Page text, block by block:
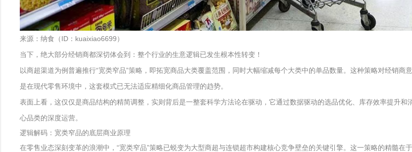
来源：纳食（ID：kuaixiao6699）
当下，绝大部分经销商都深切体会到：整个行业的生意逻辑已发生根本性转变！
以商超渠道为例普遍推行“宽类窄品”策略，即拓宽商品大类覆盖范围，同时大幅缩减每个大类中的单品数量。这种策略对经销商
是在现代零售环境中，这套模式已无法适应精细化商品管理的趋势。
表面上看，这仅仅是商品结构的精简调整，实则背后是一整套科学方法论在驱动，它通过数据驱动的选品优化、库存效率提升
心品类的深度运营。
逻辑解码：宽类窄品的底层商业原理
在零售业态深刻变革的浪潮中，“宽类窄品”策略已蜕变为大型商超与连锁超市构建核心竞争壁垒的关键引擎。这一策略的精髓